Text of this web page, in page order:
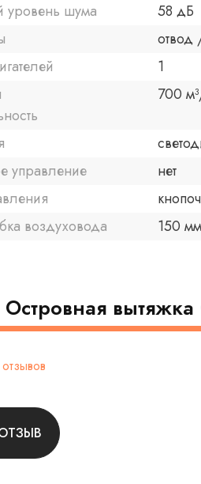
уровень шума
58 дБ
отвод
1
700
управление
нет
воздуховода
150 мм
вытяжка